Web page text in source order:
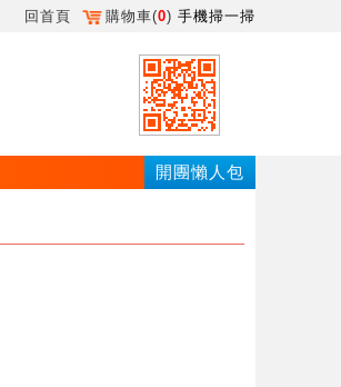
回首頁 購物車(0) 手機掃一掃
開團懶人包